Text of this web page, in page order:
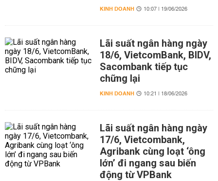
KINH DOANH 10:07 | 19/06/2026
Lãi suất ngân hàng ngày
18/6, VietcomBank, BIDV,
Sacombank tiếp tục
chững lại
KINH DOANH 10:21 | 18/06/2026
Lãi suất ngân hàng ngày
17/6, Vietcombank,
Agribank cùng loạt ‘ông
lớn’ đi ngang sau biến
động từ VPBank